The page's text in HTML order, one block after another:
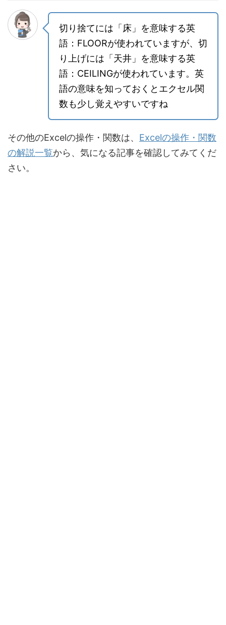
切り捨てには「床」を意味する英
語：FLOORが使われていますが、切
り上げには「天井」を意味する英
語：CEILINGが使われています。英
語の意味を知っておくとエクセル関
数も少し覚えやすいですね
その他のExcelの操作・関数は、 Excelの操作・関数
の解説一覧から、気になる記事を確認してみてくだ
さい。